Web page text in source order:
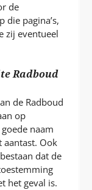
de
die pagina’s,
zij eventueel
Radboud
de Radboud
op
naam
aantast. Ook
dat de
het geval is.